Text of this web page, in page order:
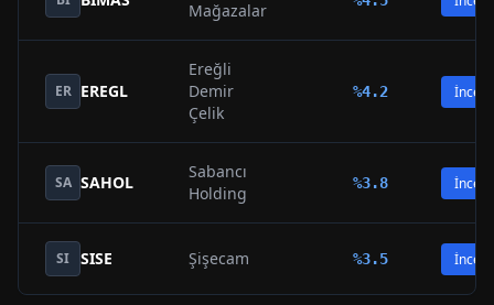
Mağazalar
ER EREGL
Ereğli
Demir
Çelik
%4.2 İncele
SA SAHOL
Sabancı
Holding
%3.8 İncele
SI SISE Şişecam %3.5 İncele